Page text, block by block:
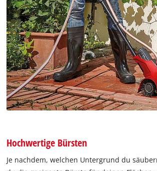
Hochwertige Bürsten
Je nachdem, welchen Untergrund du